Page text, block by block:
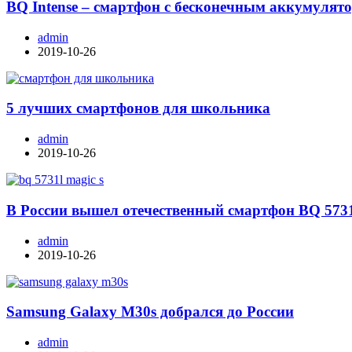
BQ Intense – смартфон с бесконечным
admin
2019-10-26
5 лучших смартфонов для школьника
admin
2019-10-26
В России вышел отечественный смартфон BQ
admin
2019-10-26
Samsung Galaxy M30s добрался до России
admin